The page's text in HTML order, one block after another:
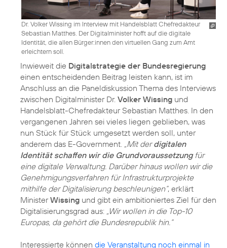
Dr. Volker Wissing im Interview mit Handelsblatt Chefredakteur
Sebastian Matthes. Der Digitalminister hofft auf die digitale
Identität, die allen Bürger:innen den virtuellen Gang zum Amt
erleichtern soll.
Inwieweit die Digitalstrategie der Bundesregierung
einen entscheidenden Beitrag leisten kann, ist im
Anschluss an die Paneldiskussion Thema des Interviews
zwischen Digitalminister Dr. Volker Wissing und
Handelsblatt-Chefredakteur Sebastian Matthes. In den
vergangenen Jahren sei vieles liegen geblieben, was
nun Stück für Stück umgesetzt werden soll, unter
anderem das E-Government.
„Mit derdigitalen
Identität schaffen wir die Grundvoraussetzungfür
eine digitale Verwaltung. Darüber hinaus wollen wir die
Genehmigungsverfahren für Infrastrukturprojekte
mithilfe der Digitalisierung beschleunigen“, erklärt
MinisterWissing und gibt ein ambitioniertes Ziel für den
Digitalisierungsgrad aus: „Wir wollen in die Top-10
Europas, da gehört die Bundesrepublik hin.“
Interessierte können die Veranstaltung noch einmal in